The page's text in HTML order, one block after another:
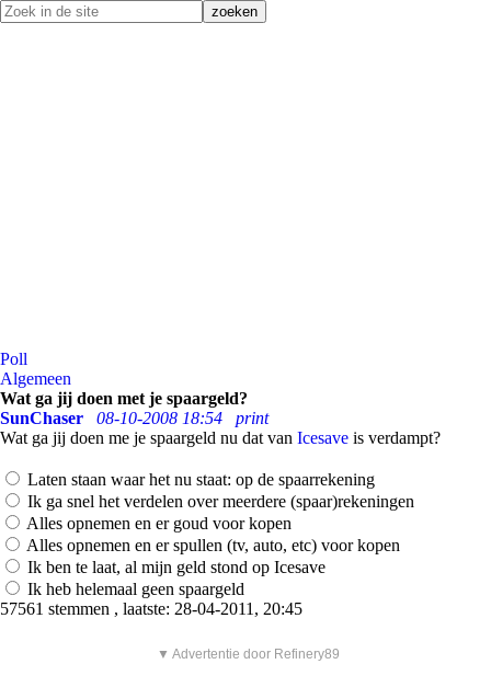
Poll
Algemeen
Wat ga jij doen met je spaargeld?
SunChaser
08-10-2008 18:54
print
Wat ga jij doen me je spaargeld nu dat van Icesave is verdampt?
Laten staan waar het nu staat: op de spaarrekening
Ik ga snel het verdelen over meerdere (spaar)rekeningen
Alles opnemen en er goud voor kopen
Alles opnemen en er spullen (tv, auto, etc) voor kopen
Ik ben te laat, al mijn geld stond op Icesave
Ik heb helemaal geen spaargeld
57561 stemmen , laatste: 28-04-2011, 20:45
▼ Advertentie door Refinery89